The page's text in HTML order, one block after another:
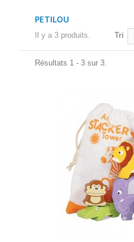
PETILOU
Il y a 3 produits. Tri
Résultats 1 - 3 sur 3.